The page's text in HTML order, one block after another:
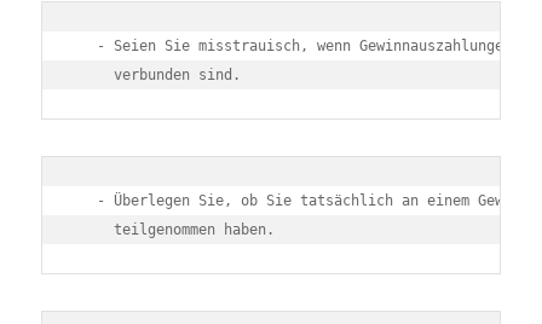
- Seien Sie misstrauisch, wenn Gewinnauszahlungen
     verbunden sind.
- Überlegen Sie, ob Sie tatsächlich an einem
     teilgenommen haben.